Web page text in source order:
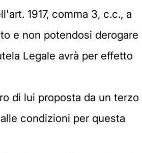
1917, comma 3, c.c., a
e non potendosi derogare
Legale avrà per effetto
di lui proposta da un terzo
condizioni per questa